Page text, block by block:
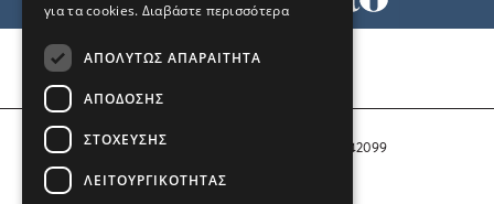
Αριθμός Πιστοποίησης Μ.Η.Τ. 242099
για τα cookies. Διαβάστε περισσότερα
ΑΠΟΛΎΤΩΣ ΑΠΑΡΑΊΤΗΤΑ
ΑΠΌΔΟΣΗΣ
ΣΤΌΧΕΥΣΗΣ
ΛΕΙΤΟΥΡΓΙΚΌΤΗΤΑΣ